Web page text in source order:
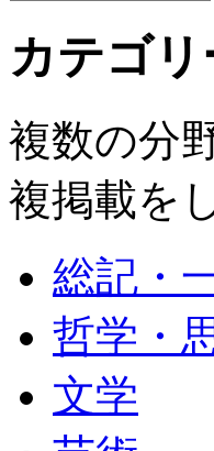
カテゴ
複数の分
複掲載を
総記・
哲学・
文学